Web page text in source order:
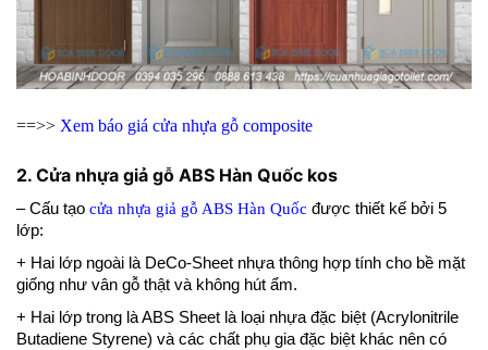
==>> Xem báo giá cửa nhựa gỗ composite
2. Cửa nhựa giả gỗ ABS Hàn Quốc kos
– Cấu tạo cửa nhựa giả gỗ ABS Hàn Quốc được thiết kế bởi 5
lớp:
+ Hai lớp ngoài là DeCo-Sheet nhựa thông hợp tính cho bề mặt
giống như vân gỗ thật và không hút ẩm.
+ Hai lớp trong là ABS Sheet là loại nhựa đặc biệt (Acrylonitrile
Butadiene Styrene) và các chất phụ gia đặc biệt khác nên có